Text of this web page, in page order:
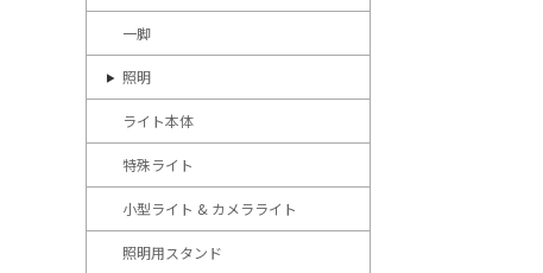
一脚
照明
ライト本体
特殊ライト
小型ライト & カメラライト
照明用スタンド